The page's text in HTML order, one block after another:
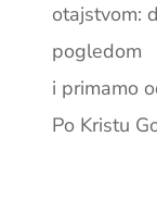
otajstvom:
pogledom
i primamo
Po Kristu